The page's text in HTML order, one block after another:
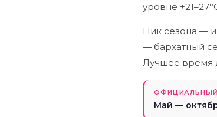
уровне
Пик сезона —
— бархатный
Лучшее время
ОФИЦИАЛЬНЫЙ
Май —